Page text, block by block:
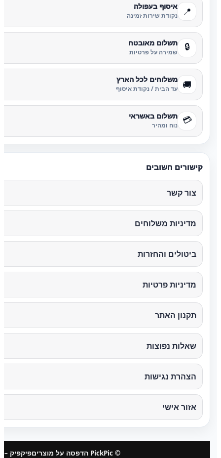
📍 איסוף בעפולה
נקודת שירות זמינה
🔒 תשלום מאובטח
שמירה על פרטיות
🚚 משלוחים לכל הארץ
עד הבית / נקודת איסוף
💳 תשלום באשראי
נוח ומהיר
קישורים חשובים
צור קשר
מדיניות משלוחים
ביטולים והחזרות
מדיניות פרטיות
תקנון האתר
שאלות נפוצות
הצהרת נגישות
אזור אישי
© PickPic הדפסה על מוצרים פיקפיק –